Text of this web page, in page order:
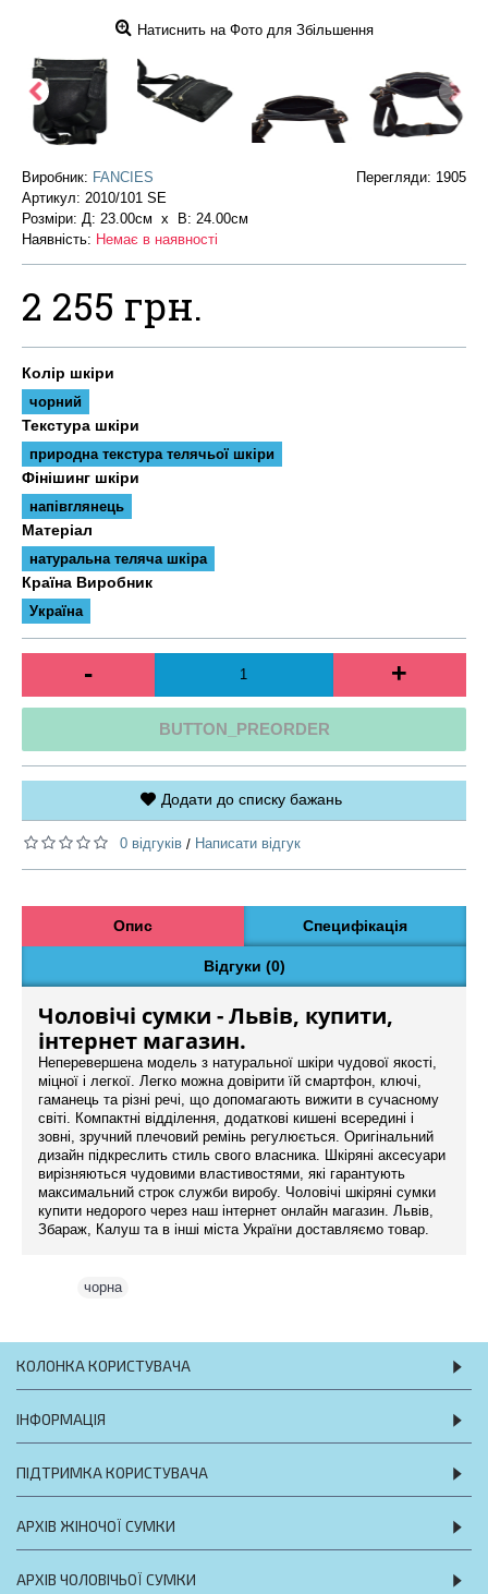
Натиснить на Фото для Збільшення
Перегляди: 1905
Виробник: FANCIES
Артикул: 2010/101 SE
Розміри: Д: 23.00см х В: 24.00см
Наявність: Немає в наявності
2 255 грн.
Колір шкіри
чорний
Текстура шкіри
природна текстура телячьої шкіри
Фінішинг шкіри
напівглянець
Матеріал
натуральна теляча шкіра
Країна Виробник
Україна
- +
BUTTON_PREORDER
Додати до списку бажань
0 відгуків / Написати відгук
Опис Специфікація
Відгуки (0)
Чоловічі сумки - Львів, купити,
інтернет магазин.
Неперевершена модель з натуральної шкіри чудової якості,
міцної і легкої. Легко можна довірити їй смартфон, ключі,
гаманець та різні речі, що допомагають вижити в сучасному
світі. Компактні відділення, додаткові кишені всередині і
зовні, зручний плечовий ремінь регулюється. Оригінальний
дизайн підкреслить стиль свого власника. Шкіряні аксесуари
вирізняються чудовими властивостями, які гарантують
максимальний строк служби виробу. Чоловічі шкіряні сумки
купити недорого через наш інтернет онлайн магазин. Львів,
Збараж, Калуш та в інші міста України доставляємо товар.
чорна
КОЛОНКА КОРИСТУВАЧА
ІНФОРМАЦІЯ
ПІДТРИМКА КОРИСТУВАЧА
АРХІВ ЖІНОЧОЇ СУМКИ
АРХІВ ЧОЛОВІЧЬОЇ СУМКИ